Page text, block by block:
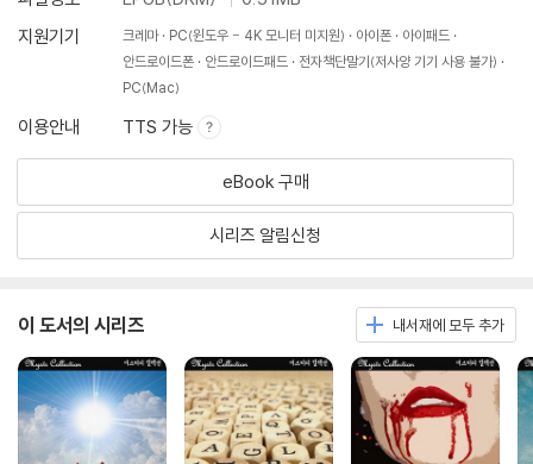
지원기기
크레마 PC(윈도우 - 4K 모니터 미지원) 아이폰
아이패드
안드로이드폰
안드로이드패드
전자책단말기(저사양 기기 사용 불가)
PC(Mac)
이용안내 TTS 가능
eBook 구매
시리즈 알림신청
이 도서의 시리즈 내서재에 모두 추가